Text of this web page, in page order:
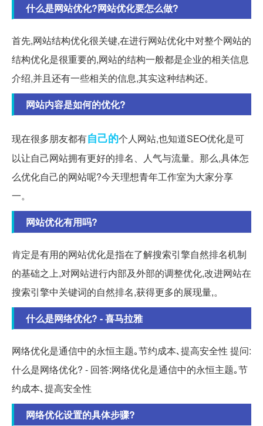
什么是网站优化?网站优化要怎么做?
首先,网站结构优化很关键,在进行网站优化中对整个网站的
结构优化是很重要的,网站的结构一般都是企业的相关信息
介绍,并且还有一些相关的信息,其实这种结构还。
网站内容是如何的优化?
现在很多朋友都有自己的个人网站,也知道SEO优化是可
以让自己网站拥有更好的排名、人气与流量。那么,具体怎
么优化自己的网站呢?今天理想青年工作室为大家分享
一。
网站优化有用吗?
肯定是有用的网站优化是指在了解搜索引擎自然排名机制
的基础之上,对网站进行内部及外部的调整优化,改进网站在
搜索引擎中关键词的自然排名,获得更多的展现量,。
什么是网络优化? - 喜马拉雅
网络优化是通信中的永恒主题｡节约成本､提高安全性 提问:
什么是网络优化? - 回答:网络优化是通信中的永恒主题｡节
约成本､提高安全性
网络优化设置的具体步骤?